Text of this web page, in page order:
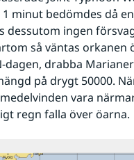
minut bedömdes då
dessutom ingen
så väntas orkanen
drabba
på drygt 50000.
vara
regn falla över öarna.